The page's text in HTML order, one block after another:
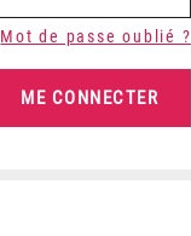
Mot de passe oublié ?